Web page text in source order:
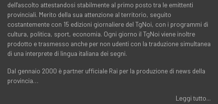
dell'ascolto attestandosi stabilmente al primo posto tra le emittenti
provinciali. Merito della sua attenzione al territorio, seguito
costantemente con 15 edizioni giornaliere del TgNoi, con i programmi di
cultura, politica, sport, economia. Ogni giorno il TgNoi viene inoltre
prodotto e trasmesso anche per non udenti con la traduzione simultanea
di una interprete di lingua italiana dei segni.
Dal gennaio 2000 è partner ufficiale Rai per la produzione di news della
provincia…
Leggi tutto...